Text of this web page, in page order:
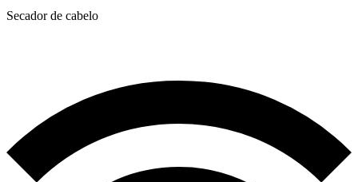
Secador de cabelo